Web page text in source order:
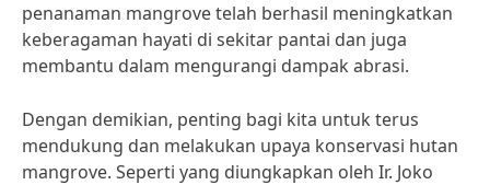
penanaman mangrove telah berhasil meningkatkan
keberagaman hayati di sekitar pantai dan juga
membantu dalam mengurangi dampak abrasi.
Dengan demikian, penting bagi kita untuk terus
mendukung dan melakukan upaya konservasi hutan
mangrove. Seperti yang diungkapkan oleh Ir. Joko